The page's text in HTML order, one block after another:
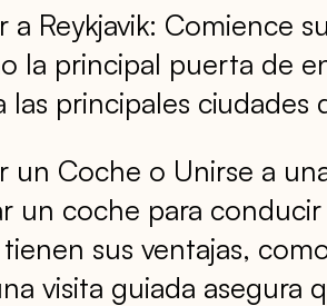
a Reykjavik: Comience
la principal puerta de
las principales
un Coche o Unirse a
un coche para
sus ventajas,
visita guiada asegura